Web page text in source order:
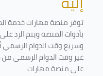
توفر منصة مهارات خدمة
بأدوات المنصة ويتم الرد
وسريع وقت الدوام الرسمي
غير وقت الدوام الرسمي من
على منصة مهارات